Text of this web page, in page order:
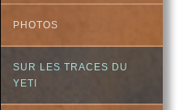
PHOTOS
SUR LES TRACES DU
YETI